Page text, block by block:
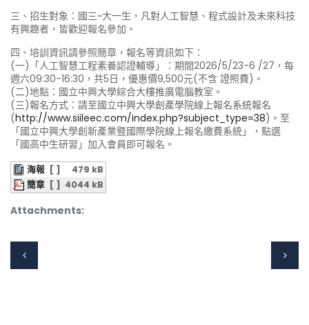
三、招生對象：國三~大一生，凡對人工智慧、程式設計及未來科技
有興趣者，皆歡迎報名參加。
四、培訓資訊請參照簡章，報名等資訊如下：
(一)「人工智慧工程素養認證輔導」：期間2026/5/23-6 /27，每
週六09:30-16:30，共5日，優惠價9,500元(不含 證照費)。
(二)地點：國立中興大學綜合大樓推廣電腦教室。
(三)報名方式：請至國立中興大學創產學院線上報名系統報名
(http://www.siileec.com/index.php?subject_type=38)。至
「國立中興大學創新產業暨國際學院線上報名繳費系統」，點選
「國高中生研習」加入會員即可報名。
Attachments:
海報 [ ]
479 kB
簡章 [ ] 4044 kB